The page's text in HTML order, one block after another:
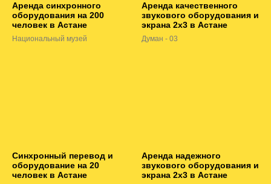
Аренда синхронного
оборудования на 200
человек в Астане
Национальный музей
Аренда качественного
звукового оборудования и
экрана 2х3 в Астане
Думан - 03
Синхронный перевод и
оборудование на 20
человек в Астане
Аренда надежного
звукового оборудования и
экрана 2х3 в Астане